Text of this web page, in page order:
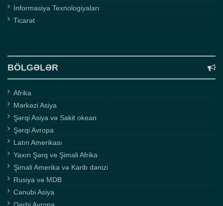
İnformasiya Texnologiyaları
Ticarət
BÖLGƏLƏR
Afrika
Mərkəzi Asiya
Şərqi Asiya və Sakit okean
Şərqi Avropa
Latın Amerikası
Yaxın Şərq və Şimali Afrika
Şimali Amerika və Karib dənizi
Rusiya və MDB
Cənubi Asiya